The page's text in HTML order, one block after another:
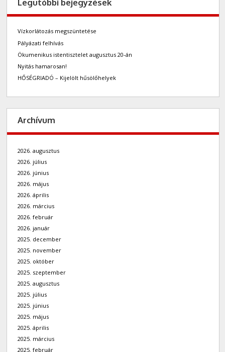
Legutóbbi bejegyzések
Vízkorlátozás megszüntetése
Pályázati felhívás
Ökumenikus istentisztelet augusztus 20-án
Nyitás hamarosan!
HŐSÉGRIADÓ – Kijelölt hűsölőhelyek
Archívum
2026. augusztus
2026. július
2026. június
2026. május
2026. április
2026. március
2026. február
2026. január
2025. december
2025. november
2025. október
2025. szeptember
2025. augusztus
2025. július
2025. június
2025. május
2025. április
2025. március
2025. február